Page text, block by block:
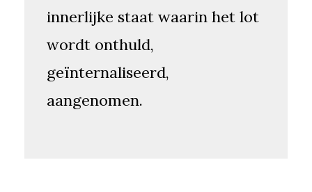
innerlijke staat waarin het lot
wordt onthuld,
geïnternaliseerd,
aangenomen.